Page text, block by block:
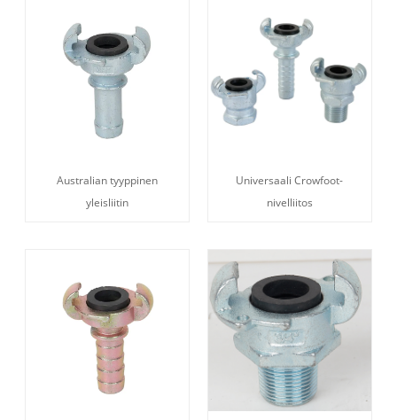
Australian tyyppinen
yleisliitin
Universaali Crowfoot-
nivelliitos